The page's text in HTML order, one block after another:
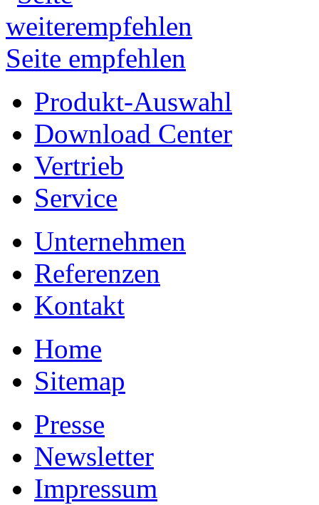
Seite empfehlen
Produkt-Auswahl
Download Center
Vertrieb
Service
Unternehmen
Referenzen
Kontakt
Home
Sitemap
Presse
Newsletter
Impressum